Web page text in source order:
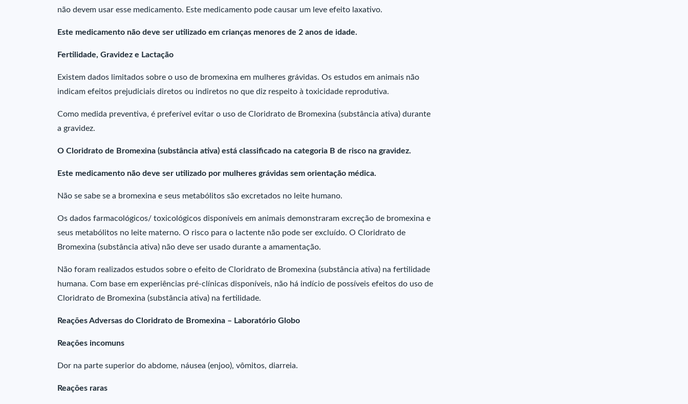
não devem usar esse medicamento. Este medicamento pode causar um leve efeito laxativo.
Este medicamento não deve ser utilizado em crianças menores de 2 anos de idade.
Fertilidade, Gravidez e Lactação
Existem dados limitados sobre o uso de bromexina em mulheres grávidas. Os estudos em animais não
indicam efeitos prejudiciais diretos ou indiretos no que diz respeito à toxicidade reprodutiva.
Como medida preventiva, é preferível evitar o uso de Cloridrato de Bromexina (substância ativa) durante
a gravidez.
O Cloridrato de Bromexina (substância ativa) está classificado na categoria B de risco na gravidez.
Este medicamento não deve ser utilizado por mulheres grávidas sem orientação médica.
Não se sabe se a bromexina e seus metabólitos são excretados no leite humano.
Os dados farmacológicos/ toxicológicos disponíveis em animais demonstraram excreção de bromexina e
seus metabólitos no leite materno. O risco para o lactente não pode ser excluído. O Cloridrato de
Bromexina (substância ativa) não deve ser usado durante a amamentação.
Não foram realizados estudos sobre o efeito de Cloridrato de Bromexina (substância ativa) na fertilidade
humana. Com base em experiências pré-clínicas disponíveis, não há indício de possíveis efeitos do uso de
Cloridrato de Bromexina (substância ativa) na fertilidade.
Reações Adversas do Cloridrato de Bromexina – Laboratório Globo
Reações incomuns
Dor na parte superior do abdome, náusea (enjoo), vômitos, diarreia.
Reações raras